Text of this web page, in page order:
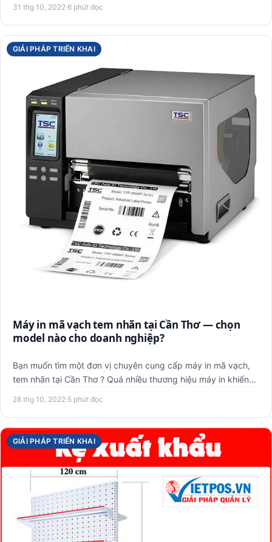
31 thg 10, 2022·6 phút đọc
GIẢI PHÁP TRIỂN KHAI
Máy in mã vạch tem nhãn tại Cần Thơ — chọn
model nào cho doanh nghiệp?
Bạn muốn tìm một đơn vị chuyên cung cấp máy in mã vạch,
tem nhãn tại Cần Thơ ? Quá nhiều thương hiệu máy in khiến
28 thg 10, 2022·5 phút đọc
GIẢI PHÁP TRIỂN KHAI